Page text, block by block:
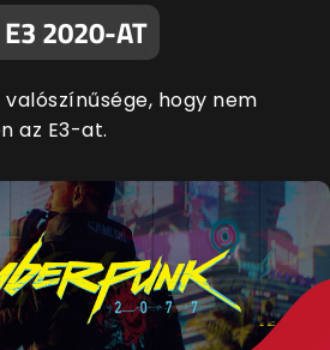
E3 2020-AT
hogy nem
az E3-at.